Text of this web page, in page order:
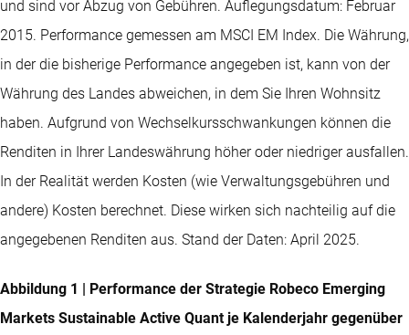
und sind vor Abzug von Gebühren. Auflegungsdatum: Februar
2015. Performance gemessen am MSCI EM Index. Die Währung,
in der die bisherige Performance angegeben ist, kann von der
Währung des Landes abweichen, in dem Sie Ihren Wohnsitz
haben. Aufgrund von Wechselkursschwankungen können die
Renditen in Ihrer Landeswährung höher oder niedriger ausfallen.
In der Realität werden Kosten (wie Verwaltungsgebühren und
andere) Kosten berechnet. Diese wirken sich nachteilig auf die
angegebenen Renditen aus. Stand der Daten: April 2025.
Abbildung 1 | Performance der Strategie Robeco Emerging
Markets Sustainable Active Quant je Kalenderjahr gegenüber